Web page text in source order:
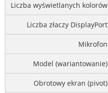
Liczba wyświetlanych kolorów
Liczba złaczy DisplayPort
Mikrofon
Model (wariantowanie)
Obrotowy ekran (pivot)